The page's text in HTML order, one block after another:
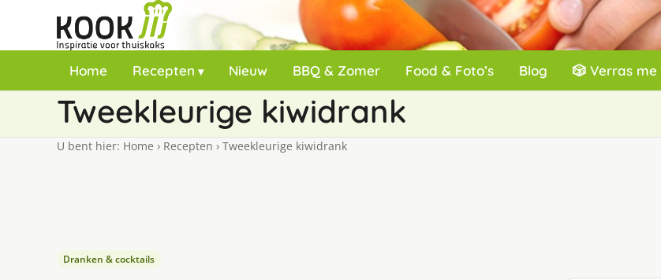
Home Recepten Nieuw BBQ & Zomer Food & Foto’s Blog 🎲 Verras me
Tweekleurige kiwidrank
U bent hier: Home › Recepten › Tweekleurige kiwidrank
Dranken & cocktails